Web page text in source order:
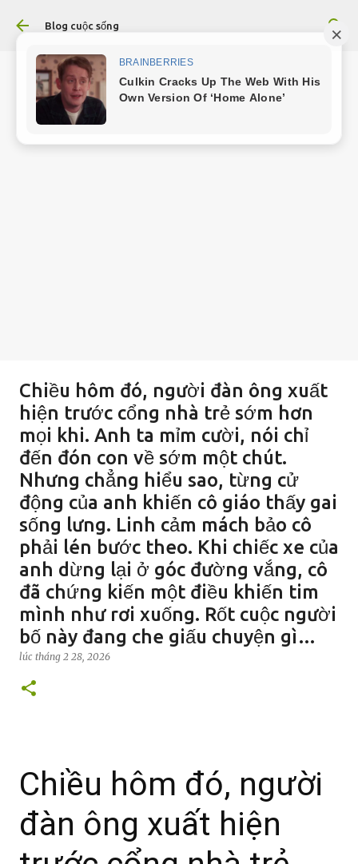
Chuyển đến nội dung chính
Blog cuộc sống
Chiều hôm đó, người đàn ông xuất
hiện trước cổng nhà trẻ sớm hơn
mọi khi. Anh ta mỉm cười, nói chỉ
đến đón con về sớm một chút.
Nhưng chẳng hiểu sao, từng cử
động của anh khiến cô giáo thấy gai
sống lưng. Linh cảm mách bảo cô
phải lén bước theo. Khi chiếc xe của
anh dừng lại ở góc đường vắng, cô
đã chứng kiến một điều khiến tim
mình như rơi xuống. Rốt cuộc người
bố này đang che giấu chuyện gì…
lúc tháng 2 28, 2026
Chiều hôm đó, người
đàn ông xuất hiện